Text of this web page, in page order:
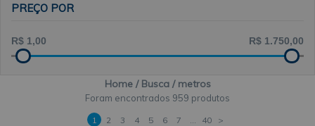
PREÇO POR
Home Busca metros
959 produtos
1 2 3 4 5 6 7 ... 40 >